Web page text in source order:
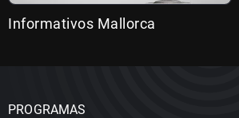
Informativos Mallorca
PROGRAMAS